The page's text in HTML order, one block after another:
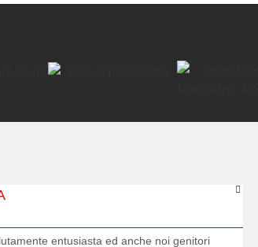
entusiasta ed anche noi genitori